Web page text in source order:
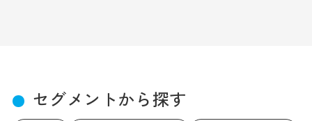
セグメントから探す